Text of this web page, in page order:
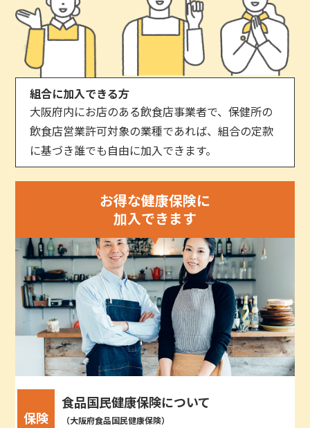
組合に加入できる方
大阪府内にお店のある飲食店事業者で、保健所の
飲食店営業許可対象の業種であれば、組合の定款
に基づき誰でも自由に加入できます。
お得な健康保険に
加入できます
保険
食品国民健康保険について
（大阪府食品国民健康保険）